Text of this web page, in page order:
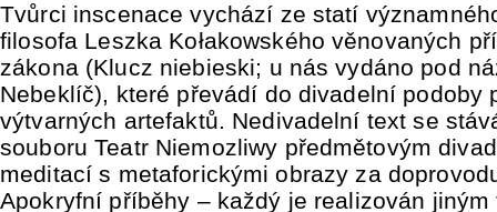
Tvůrci inscenace vychází ze statí
filosofa Leszka Kołakowského věnovaných
zákona (Klucz niebieski; u nás vydáno pod
Nebeklíč), které převádí do divadelní podoby
výtvarných artefaktů. Nedivadelní text se
souboru Teatr Niemozliwy předmětovým
meditací s metaforickými obrazy za
Apokryfní příběhy – každý je realizován jiným